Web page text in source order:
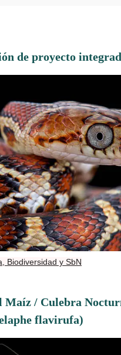
de proyecto
Biodiversidad y SbN
Maíz / Culebra
flavirufa)